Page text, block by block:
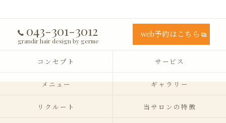
043-301-3012
grandir hair design by germe
web予約はこちら
コンセプト サービス
メニュー ギャラリー
リクルート 当サロンの特徴